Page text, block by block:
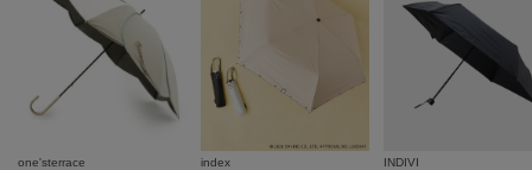
one'sterrace
index
INDIVI